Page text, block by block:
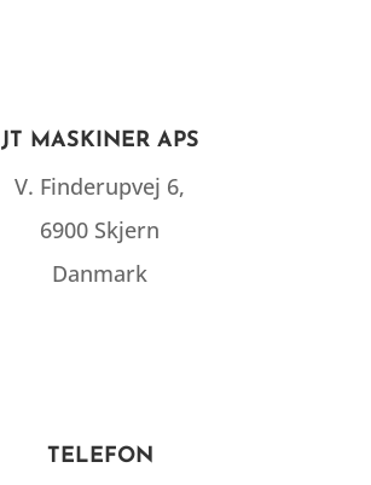
JT MASKINER APS
V. Finderupvej 6,
6900 Skjern
Danmark
TELEFON